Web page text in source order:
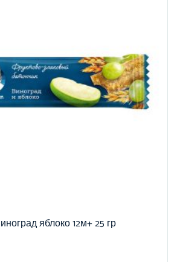
яблоко 12м+ 25 гр